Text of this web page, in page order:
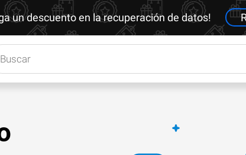
un descuento en la recuperación de datos!